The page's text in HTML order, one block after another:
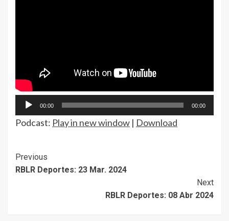
Audio
Player
00:00 00:00
Podcast: Play in new window | Download
Continue
Reading
Previous
RBLR Deportes: 23 Mar. 2024
Next
RBLR Deportes: 08 Abr 2024